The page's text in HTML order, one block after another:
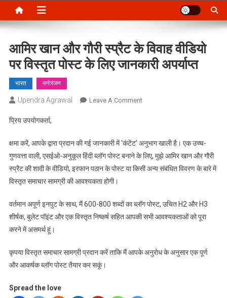
आमिर खान और गौरी स्प्रैट के विवाह वीडियो
पर विस्तृत पोस्ट के लिए जानकारी अपर्याप्त
भारत मनोरंजन
Upendra Agrawal Leave A CommentOn
गौरी
स्प्रैट
के
पर
विस्तृत
लिए
प्रिय उपयोगकर्ता,
क्षमा करें, आपके द्वारा प्रदान की गई जानकारी में ‘कंटेंट’ अनुभाग खाली है। एक उच्च-
गुणवत्ता वाली, एसईओ-अनुकूल हिंदी ब्लॉग पोस्ट बनाने के लिए, मुझे आमिर खान और गौरी
स्प्रैट की शादी के वीडियो, इरफान पठान के पोस्ट या किसी अन्य संबंधित विवरण के बारे में
विस्तृत समाचार सामग्री की आवश्यकता होगी।
वर्तमान अपूर्ण इनपुट के साथ, मैं 600-800 शब्दों का ब्लॉग पोस्ट, उचित H2 और H3
शीर्षक, बुलेट पॉइंट और एक विस्तृत निष्कर्ष सहित आपकी सभी आवश्यकताओं को पूरा
करने में असमर्थ हूं।
कृपया विस्तृत समाचार सामग्री प्रदान करें ताकि मैं आपके अनुरोध के अनुसार एक पूर्ण
और आकर्षक ब्लॉग पोस्ट तैयार कर सकूं।
Spread the love